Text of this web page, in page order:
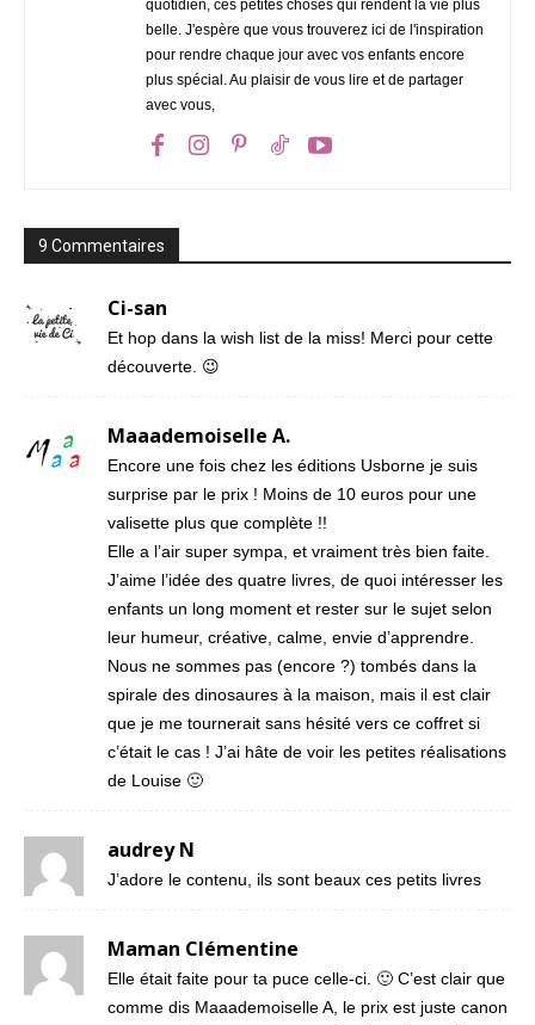
quotidien, ces petites choses qui rendent la vie plus
belle. J'espère que vous trouverez ici de l'inspiration
pour rendre chaque jour avec vos enfants encore
plus spécial. Au plaisir de vous lire et de partager
avec vous,
9 Commentaires
Ci-san
Et hop dans la wish list de la miss! Merci pour cette
découverte. 😉
Maaademoiselle A.
Encore une fois chez les éditions Usborne je suis
surprise par le prix ! Moins de 10 euros pour une
valisette plus que complète !!
Elle a l’air super sympa, et vraiment très bien faite.
J’aime l’idée des quatre livres, de quoi intéresser les
enfants un long moment et rester sur le sujet selon
leur humeur, créative, calme, envie d’apprendre.
Nous ne sommes pas (encore ?) tombés dans la
spirale des dinosaures à la maison, mais il est clair
que je me tournerait sans hésité vers ce coffret si
c’était le cas ! J’ai hâte de voir les petites réalisations
de Louise 🙂
audrey N
J’adore le contenu, ils sont beaux ces petits livres
Maman Clémentine
Elle était faite pour ta puce celle-ci. 🙂 C’est clair que
comme dis Maaademoiselle A, le prix est juste canon